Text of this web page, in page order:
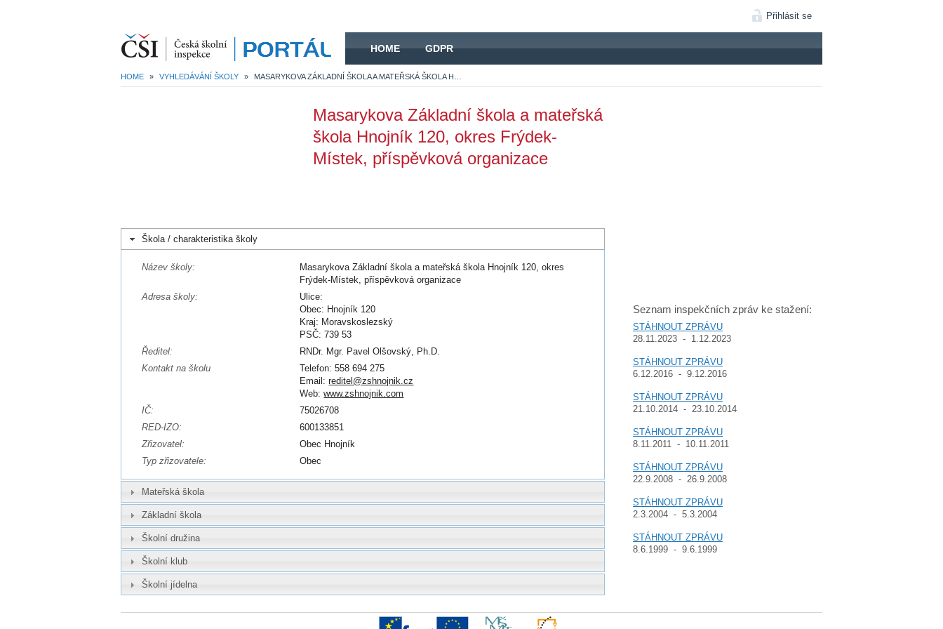
Přihlásit se
HOME GDPR
HOME » VYHLEDÁVÁNÍ ŠKOLY »
Seznam inspekčních zpráv ke stažení:
STÁHNOUT ZPRÁVU
28.11.2023 - 1.12.2023
STÁHNOUT ZPRÁVU
6.12.2016 - 9.12.2016
STÁHNOUT ZPRÁVU
21.10.2014 - 23.10.2014
STÁHNOUT ZPRÁVU
8.11.2011 - 10.11.2011
STÁHNOUT ZPRÁVU
22.9.2008 - 26.9.2008
STÁHNOUT ZPRÁVU
2.3.2004 - 5.3.2004
STÁHNOUT ZPRÁVU
8.6.1999 - 9.6.1999
Masarykova Základní škola a mateřská
škola Hnojník 120, okres Frýdek-
Místek, příspěvková organizace
Škola / charakteristika školy
Název školy:
Masarykova Základní škola a mateřská škola Hnojník 120, okres
Frýdek-Místek, příspěvková organizace
Adresa školy:
Ulice:
Obec: Hnojník 120
Kraj: Moravskoslezský
PSČ: 739 53
Ředitel:
RNDr. Mgr. Pavel Olšovský, Ph.D.
Kontakt na školu
Telefon: 558 694 275
Email:reditel@zshnojnik.cz
Web:www.zshnojnik.com
IČ:
75026708
RED-IZO:
600133851
Zřizovatel:
Obec Hnojník
Typ zřizovatele:
Obec
Mateřská škola
Základní škola
Školní družina
Školní klub
Školní jídelna